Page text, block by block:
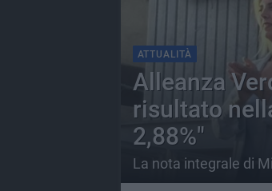
ATTUALITÀ
Alleanza
risultato
2,88%"
La nota integrale di